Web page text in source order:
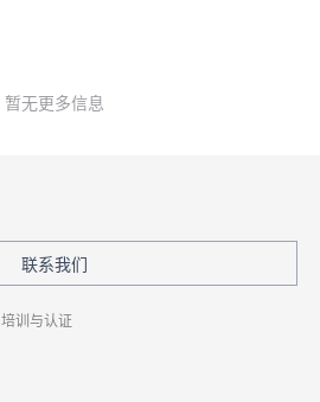
暂无更多信息
联系我们
培训与认证